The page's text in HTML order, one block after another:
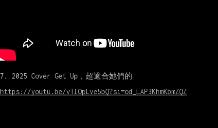
7. 2025 Cover Get Up，超適合她們的
https://youtu.be/vTIOpLve5bQ?si=od_LAP3KhmKbmZQZ